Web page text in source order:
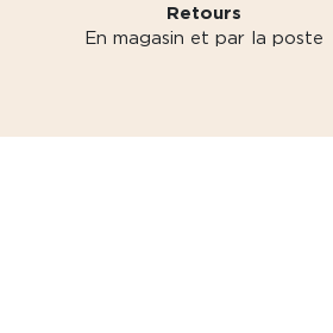
Retours
En magasin et par la poste